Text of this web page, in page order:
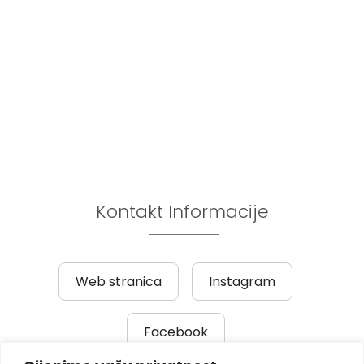
Kontakt Informacije
Web stranica Instagram
Facebook